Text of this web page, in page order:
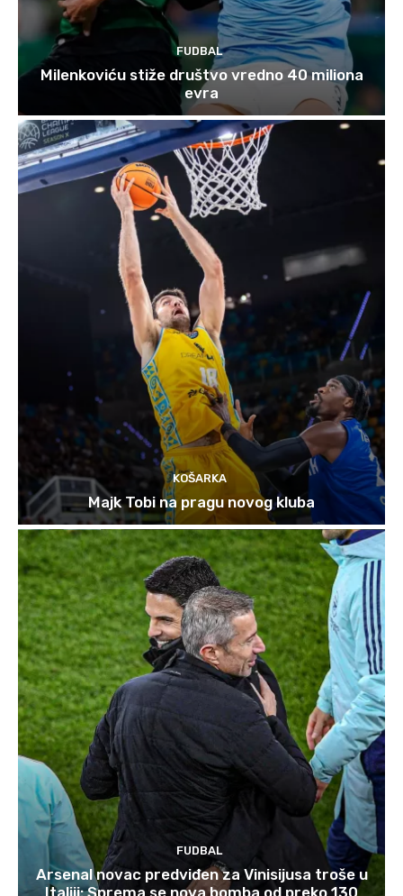
FUDBAL
Milenkoviću stiže društvo vredno 40 miliona
evra
KOŠARKA
Majk Tobi na pragu novog kluba
FUDBAL
Arsenal novac predviđen za Vinisijusa troše u